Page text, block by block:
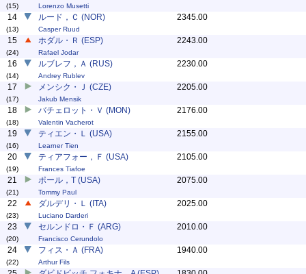
(15) Lorenzo Musetti
14
(13)
ルード，Ｃ (NOR)
Casper Ruud
2345.00
15
(24)
ホダル・Ｒ (ESP)
Rafael Jodar
2243.00
16
(14)
ルブレフ，Ａ (RUS)
Andrey Rublev
2230.00
17
(17)
メンシク・Ｊ (CZE)
Jakub Mensik
2205.00
18
(18)
バチェロット・Ｖ (MON)
Valentin Vacherot
2176.00
19
(16)
ティエン・Ｌ (USA)
Learner Tien
2155.00
20
(19)
ティアフォー，Ｆ (USA)
Frances Tiafoe
2105.00
21
(21)
ポール，T (USA)
Tommy Paul
2075.00
22
(23)
ダルデリ・Ｌ (ITA)
Luciano Darderi
2025.00
23
(20)
セルンドロ・Ｆ (ARG)
Francisco Cerundolo
2010.00
24
(22)
フィス・Ａ (FRA)
Arthur Fils
1940.00